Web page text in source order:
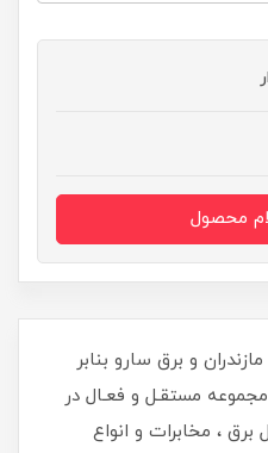
و برق سارو بنابر
مستقـل و فعـال در
برق ، مخابرات و انواع